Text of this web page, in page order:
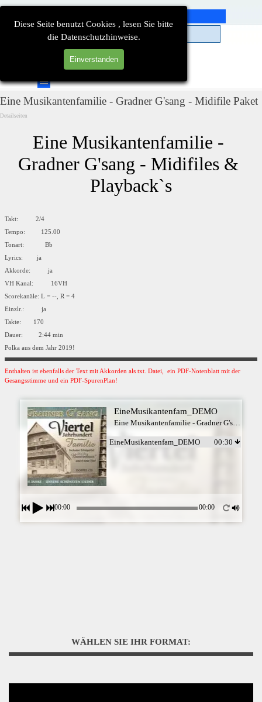
Diese Seite benutzt Cookies , lesen Sie bitte
die Datenschutzhinweise.
Einverstanden
Direkt zum Seiteninhalt
Menü überspringen
Eine Musikantenfamilie - Gradner G'sang - Midifile Paket
Detailseiten
Eine Musikantenfamilie -
Gradner G'sang - Midifiles &
Playback`s
Takt: 2/4
Tempo: 125.00
Tonart: Bb
Lyrics: ja
Akkorde: ja
VH Kanal: 16VH
Scorekanäle: L = --, R = 4
Einzlr.: ja
Takte: 170
Dauer: 2:44 min
Polka aus dem Jahr 2019!
Enthalten ist ebenfalls der Text mit Akkorden als txt. Datei, ein PDF-Notenblatt mit der
Gesangsstimme und ein PDF-SpurenPlan!
EineMusikantenfam_DEMO
Eine Musikantenfamilie - Gradner G'sang
EineMusikantenfam_DEMO 00:30
00:00 00:00
WÄHLEN SIE IHR FORMAT: